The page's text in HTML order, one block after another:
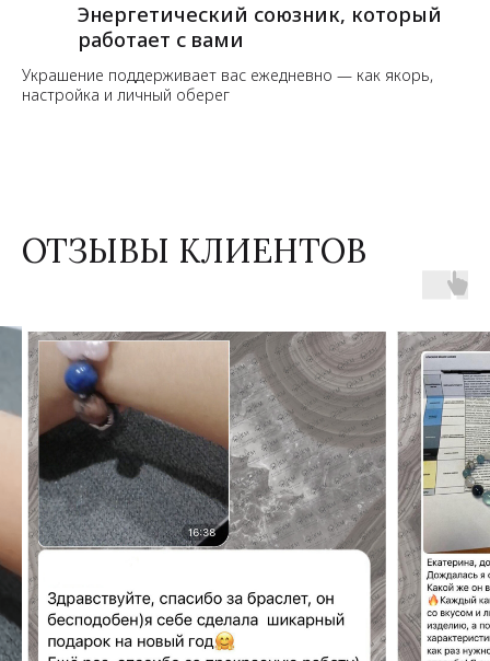
Энергетический союзник, который
работает с вами
Украшение поддерживает вас ежедневно — как якорь,
настройка и личный оберег
ОТЗЫВЫ КЛИЕНТОВ